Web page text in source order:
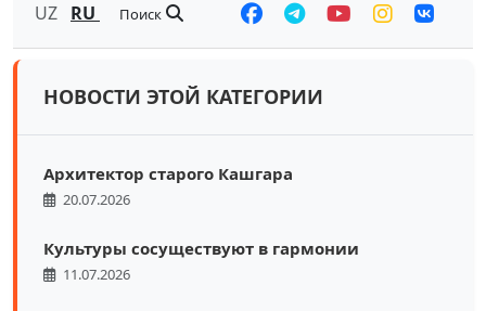
UZ RU Поиск
НОВОСТИ ЭТОЙ КАТЕГОРИИ
Архитектор старого Кашгара
20.07.2026
Культуры сосуществуют в гармонии
11.07.2026